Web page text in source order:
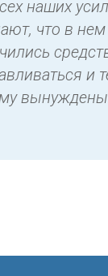
наших
что в
и